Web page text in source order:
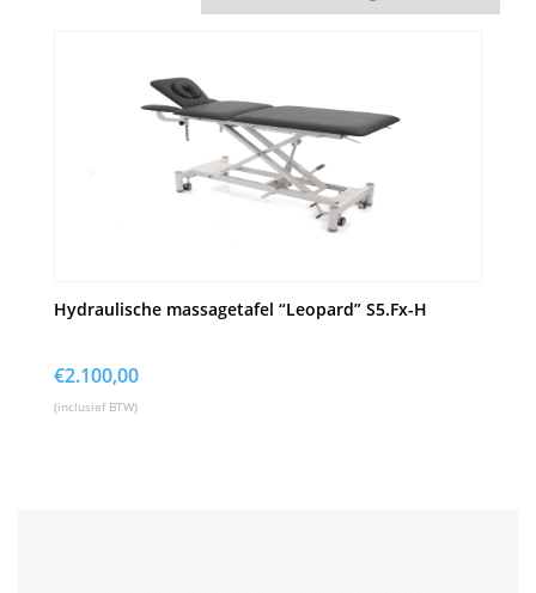
Hydraulische massagetafel “Leopard” S5.Fx-H
€2.100,00
(inclusief BTW)